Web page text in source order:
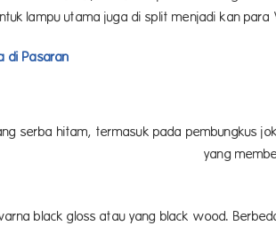
lampu utama juga di split menjadi kan
di Pasaran
serba hitam, termasuk pada pembungkus
warna lain, mobil
black gloss atau yang black wood.